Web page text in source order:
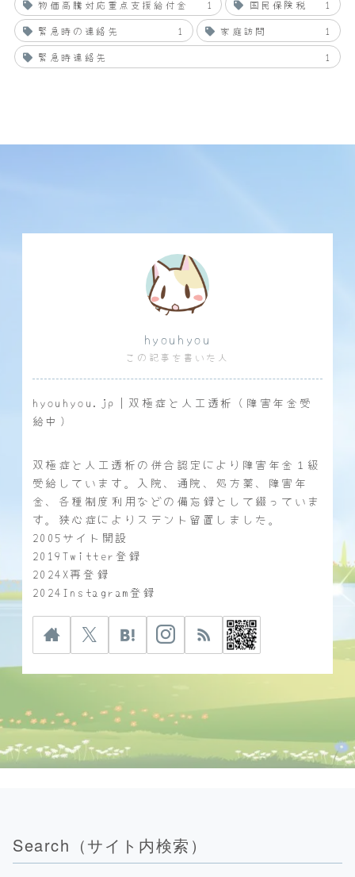
物価高騰対応重点支援給付金
1 国民保険税
1
緊急時の連絡先
1 家庭訪問
1
緊急時連絡先
1
hyouhyou
この記事を書いた人
hyouhyou.jp｜双極症と人工透析（障害年金受
給中）
双極症と人工透析の併合認定により障害年金１級
受給しています。入院、通院、処方薬、障害年
金、各種制度利用などの備忘録として綴っていま
す。狭心症によりステント留置しました。
2005サイト開設
2019Twitter登録
2024X再登録
2024Instagram登録
Search（サイト内検索）